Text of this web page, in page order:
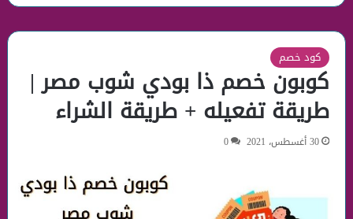
كود خصم
كوبون خصم ذا بودي شوب مصر |
طريقة تفعيله + طريقة الشراء
30 أغسطس، 2021 0